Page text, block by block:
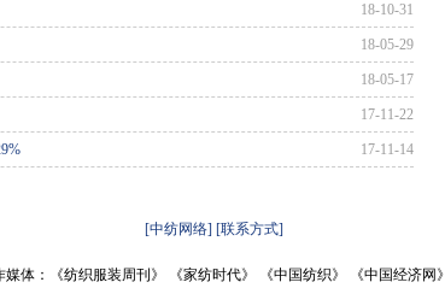
18-10-31
18-05-29
18-05-17
17-11-22
17-11-14
[中纺网络] [联系方式]
媒体：《纺织服装周刊》 《家纺时代》 《中国纺织》 《中国经济网》